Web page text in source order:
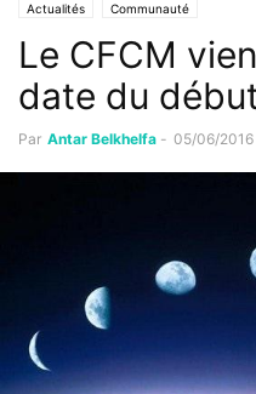
Actualités Communauté
Le CFCM
date du
Par Antar Belkhelfa - 05/06/2016